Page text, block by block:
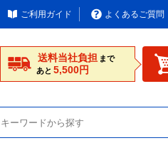
ご利用ガイド よくあるご質問
送料当社負担 まで
あと 5,500円